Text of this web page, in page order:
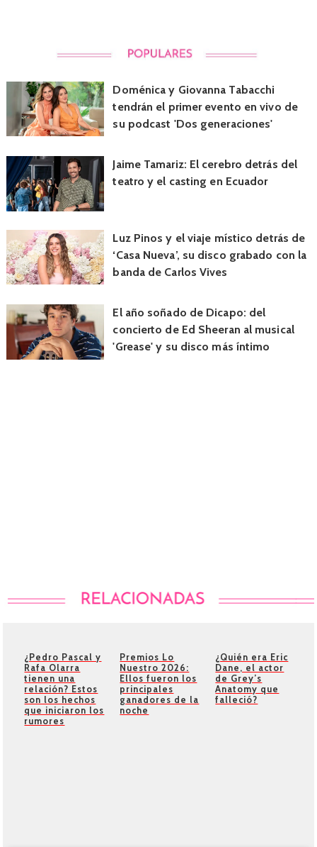
Doménica y Giovanna Tabacchi
tendrán el primer evento en vivo de
su podcast 'Dos generaciones'
Jaime Tamariz: El cerebro detrás del
teatro y el casting en Ecuador
Luz Pinos y el viaje místico detrás de
‘Casa Nueva’, su disco grabado con la
banda de Carlos Vives
El año soñado de Dicapo: del
concierto de Ed Sheeran al musical
'Grease' y su disco más íntimo
¿Pedro Pascal y
Rafa Olarra
tienen una
relación? Estos
son los hechos
que iniciaron los
rumores
Premios Lo
Nuestro 2026:
Ellos fueron los
principales
ganadores de la
noche
¿Quién era Eric
Dane, el actor
de Grey’s
Anatomy que
falleció?